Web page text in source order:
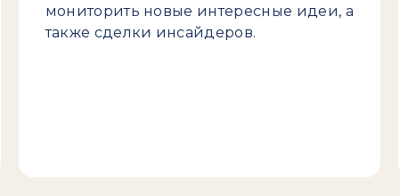
мониторить новые интересные идеи, а
также сделки инсайдеров.